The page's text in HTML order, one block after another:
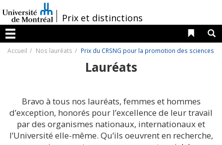
au
contenu
/Prix et distinctions
Menu
Liens
Accueil Nos lauréats Prix du CRSNG pour la promotion des sciences
Lauréats
Bravo à tous nos lauréats, femmes et hommes
d’exception, honorés pour l’excellence de leur travail
par des organismes nationaux, internationaux et
l’Université elle-même. Qu’ils oeuvrent en recherche,